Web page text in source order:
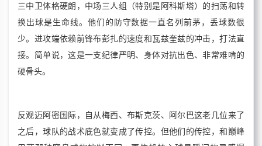
三中卫体格硬朗，中场三人组（特别是阿科斯塔）的扫荡和转
换出球是生命线。他们的防守数据一直名列前茅，丢球数很
少。进攻端依赖前锋布彭扎的速度和瓦兹奎兹的冲击，打法直
接。简单说，这是一支纪律严明、身体对抗出色、非常难啃的
硬骨头。
反观迈阿密国际，自从梅西、布斯克茨、阿尔巴这老几位来了
之后，球队的战术底色就变成了传控。但他们的传控，和巅峰